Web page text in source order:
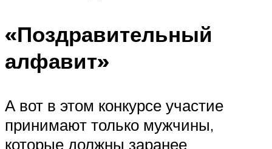
«Поздравительный
алфавит»
А вот в этом конкурсе участие
принимают только мужчины,
которые должны заранее